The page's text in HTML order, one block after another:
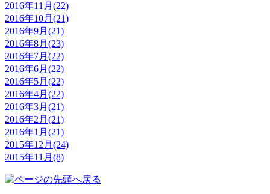
2016年11月(22)
2016年10月(21)
2016年9月(21)
2016年8月(23)
2016年7月(22)
2016年6月(22)
2016年5月(22)
2016年4月(22)
2016年3月(21)
2016年2月(21)
2016年1月(21)
2015年12月(24)
2015年11月(8)